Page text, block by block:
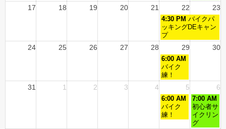
17 18 19 20 21 22 23
4:30 PM バイクパ
ッキングDEキャン
プ
24 25 26 27 28 29 30
6:00 AM
バイク
練！
31 1 2 3 4 5 6
6:00 AM
バイク
練！
7:00 AM
初心者サ
イクリン
グ